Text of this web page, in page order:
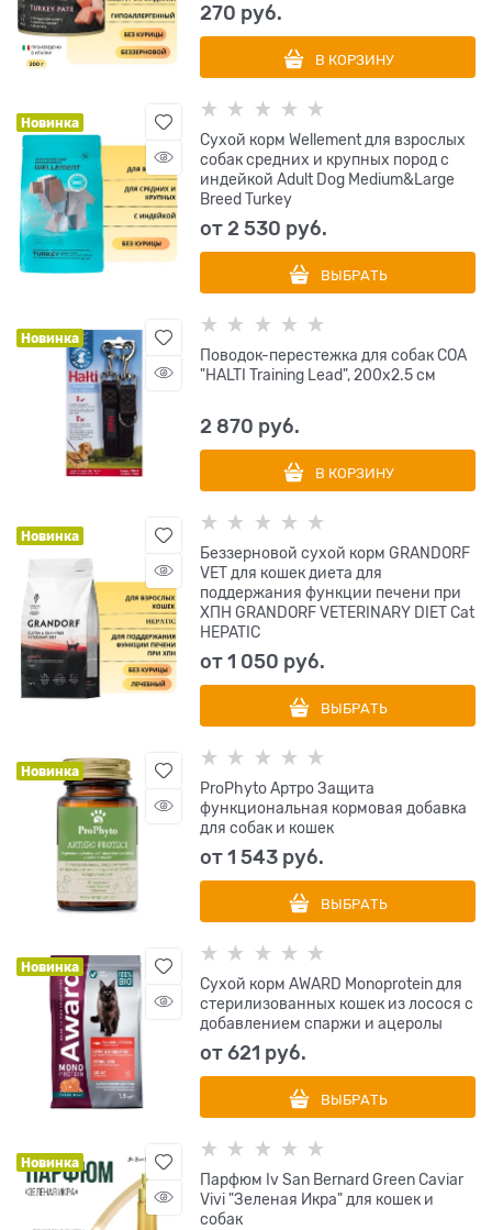
270 руб.
В КОРЗИНУ
Новинка
Сухой корм Wellement для взрослых
собак средних и крупных пород с
индейкой Adult Dog Medium&Large
Breed Turkey
от2 530 руб.
ВЫБРАТЬ
Новинка
Поводок-перестежка для собак COA
"HALTI Training Lead", 200х2.5 см
2 870 руб.
В КОРЗИНУ
Новинка
Беззерновой сухой корм GRANDORF
VET для кошек диета для
поддержания функции печени при
ХПН GRANDORF VETERINARY DIET Cat
HEPATIC
от1 050 руб.
ВЫБРАТЬ
Новинка
ProPhyto Артро Защита
функциональная кормовая добавка
для собак и кошек
от1 543 руб.
ВЫБРАТЬ
Новинка
Сухой корм AWARD Monoprotein для
стерилизованных кошек из лосося с
добавлением спаржи и ацеролы
от621 руб.
ВЫБРАТЬ
Новинка
Парфюм Iv San Bernard Green Caviar
Vivi "Зеленая Икра" для кошек и
собак